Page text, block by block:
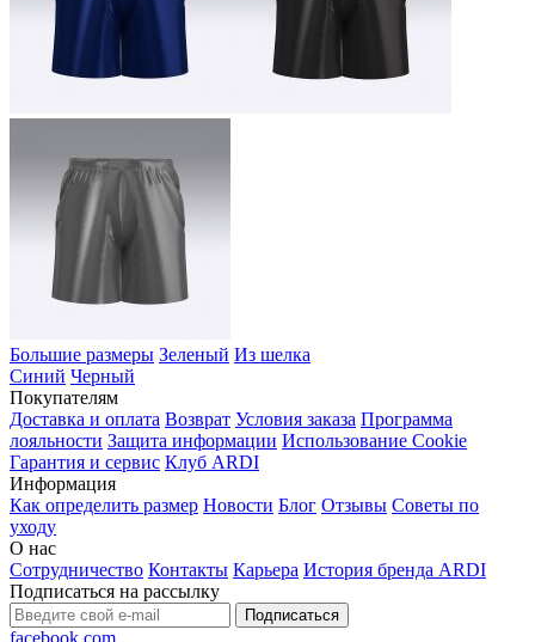
Большие размеры Зеленый Из шелка
Синий Черный
Покупателям
Доставка и оплата Возврат Условия заказа Программа
лояльности Защита информации Использование Cookie
Гарантия и сервис Клуб ARDI
Информация
Как определить размер Новости Блог Отзывы Советы по
уходу
О нас
Сотрудничество Контакты Карьера История бренда ARDI
Подписаться на рассылку
Подписаться
facebook.com